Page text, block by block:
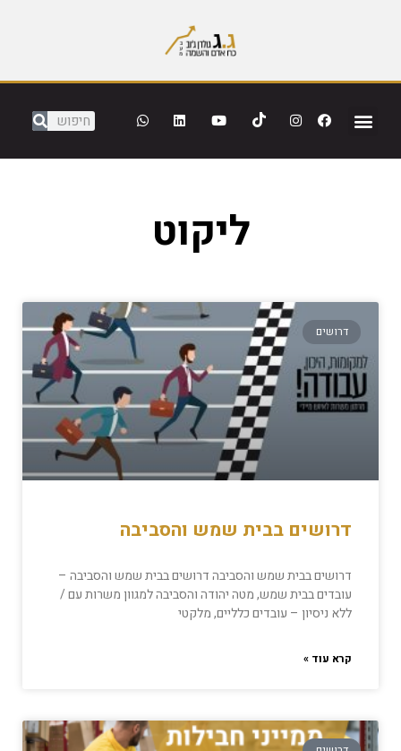
ליקוט
דרושים
דרושים בבית שמש והסביבה
דרושים בבית שמש והסביבה דרושים בבית שמש והסביבה –
עובדים בבית שמש, מטה יהודה והסביבה למגוון משרות עם /
ללא ניסיון – עובדים כלליים, מלקטי
קרא עוד »